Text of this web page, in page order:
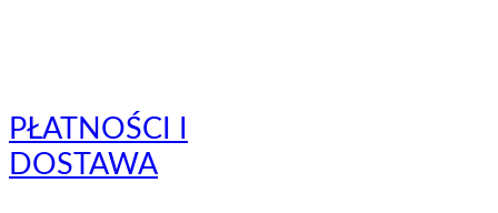
PŁATNOŚCI I
DOSTAWA